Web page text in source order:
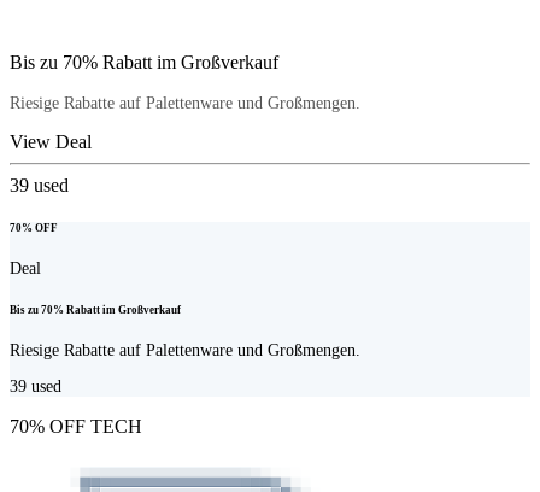
Bis zu 70% Rabatt im Großverkauf
Riesige Rabatte auf Palettenware und Großmengen.
View Deal
39 used
70% OFF
Deal
Bis zu 70% Rabatt im Großverkauf
Riesige Rabatte auf Palettenware und Großmengen.
39 used
70% OFF TECH